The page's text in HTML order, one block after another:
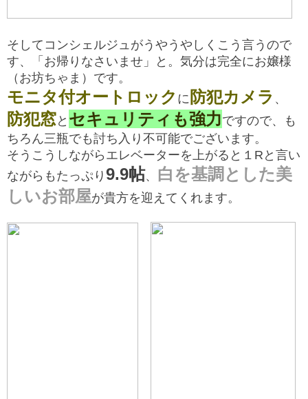
そしてコンシェルジュがうやうやしくこう言うので
す、「お帰りなさいませ」と。気分は完全にお嬢様
（お坊ちゃま）です。
モニタ付オートロック に 防犯カメラ 、
防犯窓と セキュリティも強力ですので、も
ちろん三瓶でも討ち入り不可能でございます。
そうこうしながらエレベーターを上がると１Rと言い
ながらもたっぷり 9.9帖、 白を基調とした美
しいお部屋が貴方を迎えてくれます。